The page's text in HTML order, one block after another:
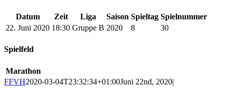
Datum Zeit Liga Saison Spieltag Spielnummer
22. Juni 2020 18:30 Gruppe B 2020 8 30
Spielfeld
Marathon
FFVH2020-03-04T23:32:34+01:00Juni 22nd, 2020|